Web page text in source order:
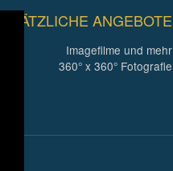
ZUSÄTZLICHE ANGEBOTE
Imagefilme und mehr
360° x 360° Fotografie